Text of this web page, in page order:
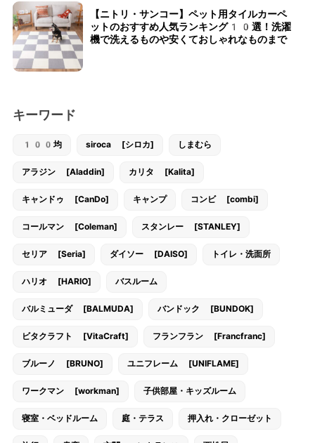
【ニトリ・サンコー】ペット用タイルカーペ
ットのおすすめ人気ランキング10選！洗濯
機で洗えるものや安くておしゃれなものまで
キーワード
100均 siroca [シロカ] しまむら
アラジン [Aladdin] カリタ [Kalita]
キャンドゥ [CanDo] キャンプ コンビ [combi]
コールマン [Coleman] スタンレー [STANLEY]
セリア [Seria] ダイソー [DAISO] トイレ・洗面所
ハリオ [HARIO] バスルーム
バルミューダ [BALMUDA] バンドック [BUNDOK]
ビタクラフト [VitaCraft] フランフラン [Francfranc]
ブルーノ [BRUNO] ユニフレーム [UNIFLAME]
ワークマン [workman] 子供部屋・キッズルーム
寝室・ベッドルーム 庭・テラス 押入れ・クローゼット